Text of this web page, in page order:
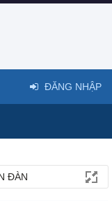
ĐÀN
ĐĂNG NHẬP